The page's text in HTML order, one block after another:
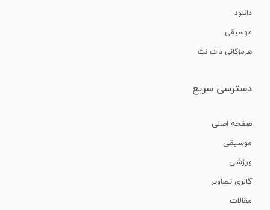
دانلود
موسیقی
هرمزگانی دات نت
دسترسی سریع
صفحه اصلی
موسیقی
ورزشی
گالری تصاویر
مقالات